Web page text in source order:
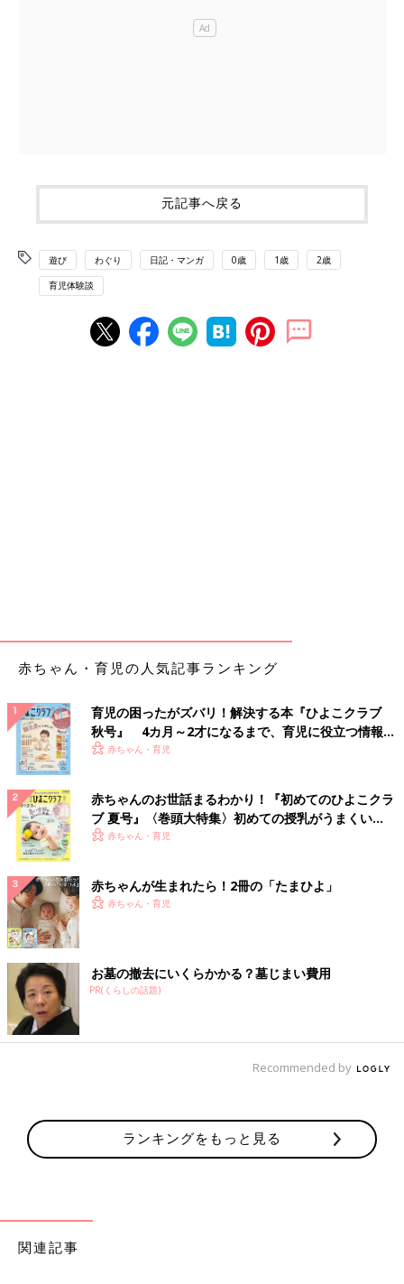
元記事へ戻る
遊び わぐり 日記・マンガ 0歳 1歳 2歳
育児体験談
赤ちゃん・育児の人気記事ランキング
育児の困ったがズバリ！解決する本『ひよこクラブ
秋号』 4カ月～2才になるまで、育児に役立つ情報が
いっぱい！
赤ちゃん・育児
赤ちゃんのお世話まるわかり！『初めてのひよこクラ
ブ 夏号』〈巻頭大特集〉初めての授乳がうまくい
く！ おっぱい・ミルクの基本と夏のトラブル 解決テ
赤ちゃん・育児
赤ちゃんが生まれたら！2冊の「たまひよ」
赤ちゃん・育児
お墓の撤去にいくらかかる？墓じまい費用
PR(くらしの話題)
Recommended by
ランキングをもっと見る
関連記事